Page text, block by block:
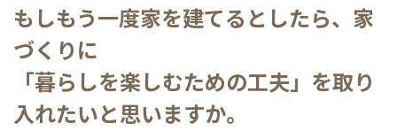
もしもう一度家を建てるとしたら、家
づくりに
「暮らしを楽しむための工夫」を取り
入れたいと思いますか。